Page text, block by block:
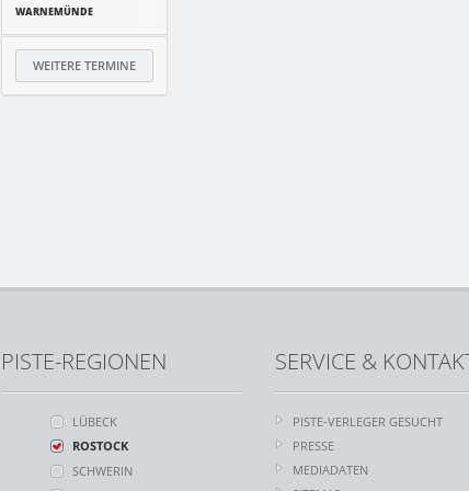
WARNEMÜNDE
WEITERE TERMINE
PISTE-REGIONEN
LÜBECK
ROSTOCK
SCHWERIN
SERVICE &
PISTE-VERLEGER GESUCHT
PRESSE
MEDIADATEN